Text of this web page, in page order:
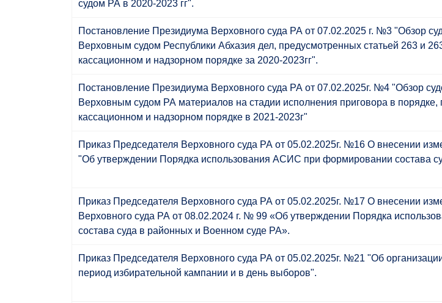
судом РА в 2020-2023 гг".
Постановление Президиума Верховного суда РА от 07.02.2025 г. №3 "Обзор
Верховным судом Республики Абхазия дел, предусмотренных статьей 263 и
кассационном и надзорном порядке за 2020-2023гг".
Постановление Президиума Верховного суда РА от 07.02.2025г. №4 "Обзор
Верховным судом РА материалов на стадии исполнения приговора в
кассационном и надзорном порядке в 2021-2023г"
Приказ Председателя Верховного суда РА от 05.02.2025г. №16 О внесении
"Об утверждении Порядка использования АСИС при формировании состава
Приказ Председателя Верховного суда РА от 05.02.2025г. №17 О внесении
Верховного суда РА от 08.02.2024 г. № 99 «Об утверждении Порядка
состава суда в районных и Военном суде РА».
Приказ Председателя Верховного суда РА от 05.02.2025г. №21 "Об
период избирательной кампании и в день выборов".